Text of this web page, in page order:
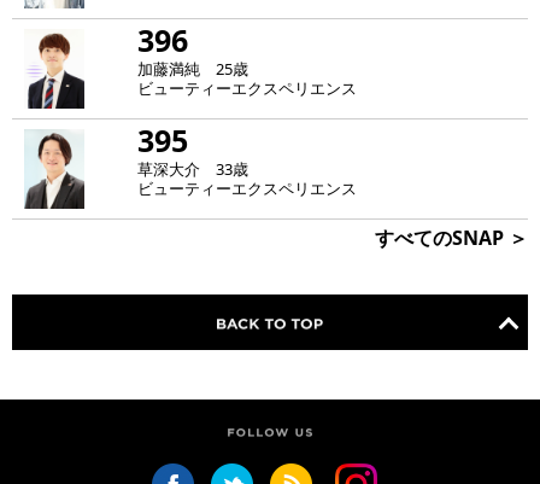
396
加藤満純 25歳
ビューティーエクスペリエンス
395
草深大介 33歳
ビューティーエクスペリエンス
すべてのSNAP ＞